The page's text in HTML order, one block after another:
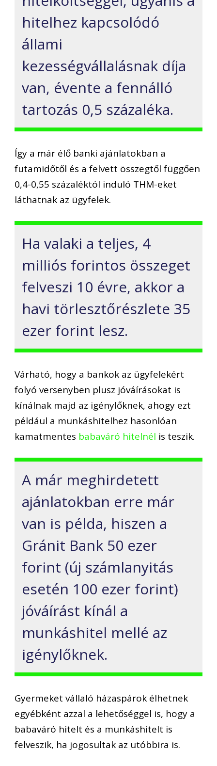
hitelhez kapcsolódó
állami
kezességvállalásnak díja
van, évente a fennálló
tartozás 0,5 százaléka.
Így a már élő banki ajánlatokban a
futamidőtől és a felvett összegtől függően
0,4-0,55 százaléktól induló THM-eket
láthatnak az ügyfelek.
Ha valaki a teljes, 4
milliós forintos összeget
felveszi 10 évre, akkor a
havi törlesztőrészlete 35
ezer forint lesz.
Várható, hogy a bankok az ügyfelekért
folyó versenyben plusz jóváírásokat is
kínálnak majd az igénylőknek, ahogy ezt
például a munkáshitelhez hasonlóan
kamatmentes babaváró hitelnél is teszik.
A már meghirdetett
ajánlatokban erre már
van is példa, hiszen a
Gránit Bank 50 ezer
forint (új számlanyitás
esetén 100 ezer forint)
jóváírást kínál a
munkáshitel mellé az
igénylőknek.
Gyermeket vállaló házaspárok élhetnek
egyébként azzal a lehetőséggel is, hogy a
babaváró hitelt és a munkáshitelt is
felveszik, ha jogosultak az utóbbira is.